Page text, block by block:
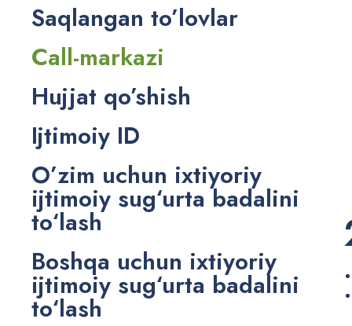
Saqlangan to’lovlar
Call-markazi
Hujjat qo’shish
Ijtimoiy ID
O’zim uchun ixtiyoriy
ijtimoiy sug‘urta badalini
to‘lash
Boshqa uchun ixtiyoriy
ijtimoiy sug‘urta badalini
to‘lash